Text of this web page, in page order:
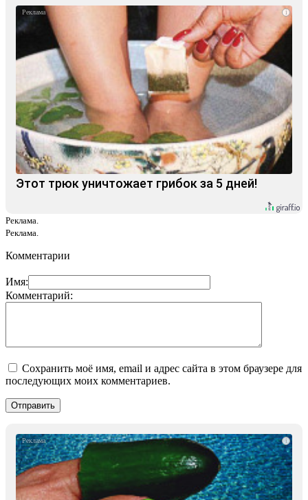
i
Этот трюк уничтожает грибок за 5 дней!
Реклама.
Реклама.
Комментарии
Имя:
Комментарий:
Сохранить моё имя, email и адрес сайта в этом браузере для
последующих моих комментариев.
i